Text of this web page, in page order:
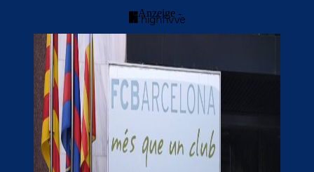
- Anzeige -